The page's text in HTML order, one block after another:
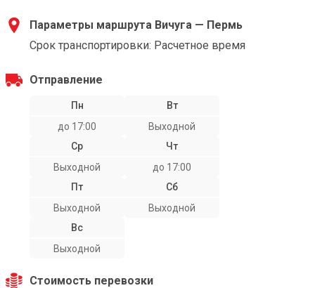
Параметры маршрута Вичуга — Пермь
Срок транспортировки: Расчетное время
Отправление
Пн
до 17:00
Вт
Выходной
Ср
Выходной
Чт
до 17:00
Пт
Выходной
Сб
Выходной
Вс
Выходной
Стоимость перевозки